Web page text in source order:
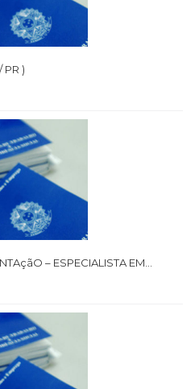
PR )
– ESPECIALISTA EM...